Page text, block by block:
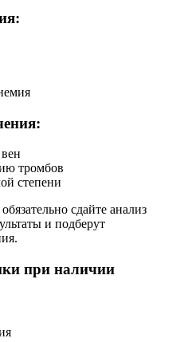
тромбов
степени
сдайте анализ
и подберут
при наличии